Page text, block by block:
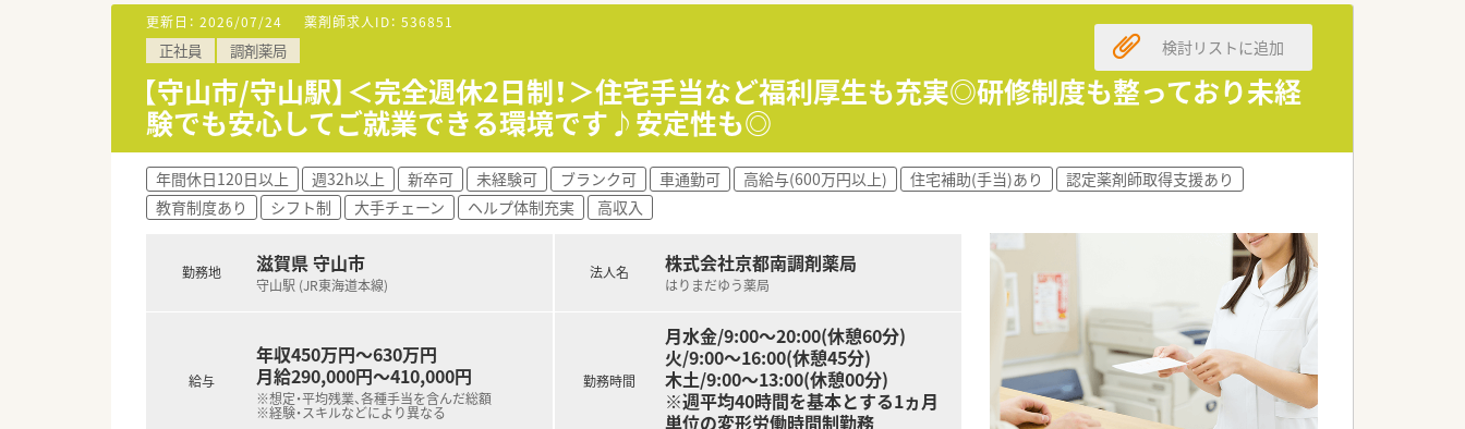
【募集背景と求める人物像について】
■今後のさらなる新規出店計画を見据えた組織体制強化のための増員募集であり、会社と共に成長できる方を歓迎します。
■小児在宅医療に対して高い関心と熱意を持ち、お薬を届ける業務に主体性と責任感を持って取り組める方を求めます。
■在宅業務や配達業務において車の運転が必須となるため、普通自動車運転免許を保有し実際に運転できる方を募ります。
【法人特徴について】
■滋賀県を中心に複数店舗を展開しており、重度の障害を持つ子どもたちとそのご家族を支える理念を掲げています。
■代表は40代後半の男性薬剤師で、自らも積極的に現場へ立ち小児在宅業務をメインに深く担当しています。
■ドクターからの評判が大変良く、将来的に全都道府県への出店を目指している非常に勢いのある法人です。
■小児保健医療センターから応需する処方箋に基づき、正確な調剤や監査、丁寧な服薬指導などの外来業務を行います。
■クリーンベンチを使用して無菌調剤を行うなど、小児在宅医療における高度で専門的な薬剤師業務に携わります。
■重度の障害を持つ子どもたちの自宅へ車で向かい、お薬の配達や専門的な居宅療養管理指導の業務を担当します。
更新日： 2026/07/24 薬剤師求人ID： 536851
正社員 調剤薬局
【守山市/守山駅】＜完全週休2日制！＞住宅手当など福利厚生も充実◎研修制度も整っており未経
験でも安心してご就業できる環境です♪安定性も◎
検討リストに追加
年間休日120日以上 週32h以上 新卒可 未経験可 ブランク可 車通勤可 高給与(600万円以上) 住宅補助(手当)あり
認定薬剤師取得支援あり
教育制度あり
シフト制 大手チェーン ヘルプ体制充実 高収入
勤務地 滋賀県 守山市
守山駅 (JR東海道本線)
給与
年収450万円～630万円
月給290,000円～410,000円
※想定・平均残業、各種手当を含んだ総額
※経験・スキルなどにより異なる
法人名 株式会社京都南調剤薬局
はりまだゆう薬局
勤務時間
月水金/9:00～20:00(休憩60分)
火/9:00～16:00(休憩45分)
木土/9:00～13:00(休憩00分)
※週平均40時間を基本とする1ヵ月
単位の変形労働時間制勤務